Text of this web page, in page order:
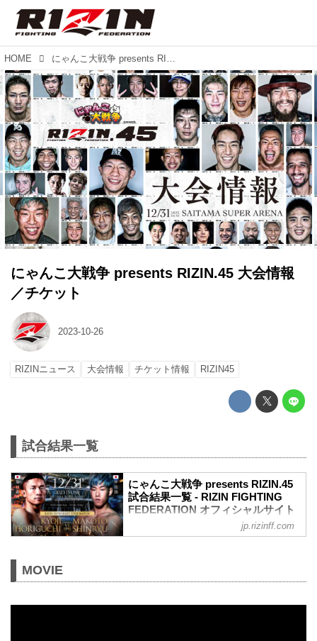
HOME にゃんこ大戦争 presents RIZIN.45 大会情報／チケット
にゃんこ大戦争 presents RIZIN.45 大会情報
／チケット
2023-10-26
RIZINニュース 大会情報 チケット情報 RIZIN45
試合結果一覧
にゃんこ大戦争 presents RIZIN.45
試合結果一覧 - RIZIN FIGHTING
FEDERATION オフィシャルサイト
第17試合 ／フライ級タイトルマッチ 堀口
（WIN）堀口恭司 vs. 神龍誠（LOSE）
jp.rizinff.com
MOVIE